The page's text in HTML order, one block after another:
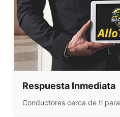
Respuesta Inmediata
Conductores cerca de ti